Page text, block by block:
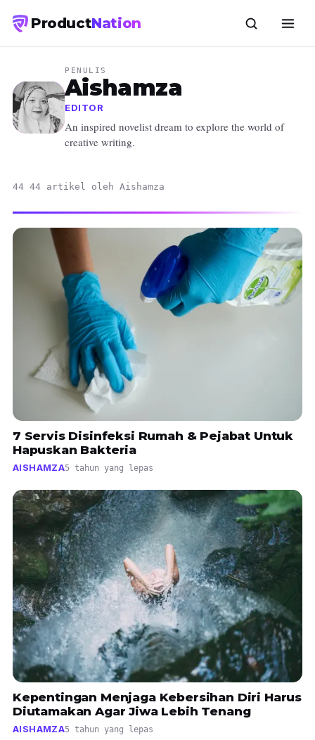
ProductNation
PENULIS
Aishamza
EDITOR
An inspired novelist dream to explore the world of
creative writing.
44 44 artikel oleh Aishamza
7 Servis Disinfeksi Rumah & Pejabat Untuk
Hapuskan Bakteria
AISHAMZA5 tahun yang lepas
Kepentingan Menjaga Kebersihan Diri Harus
Diutamakan Agar Jiwa Lebih Tenang
AISHAMZA5 tahun yang lepas